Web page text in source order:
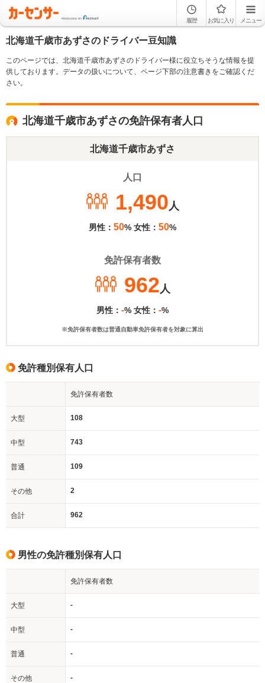
履歴 お気に入り メニュー
北海道千歳市あずさのドライバー豆知識
このページでは、北海道千歳市あずさのドライバー様に役立ちそうな情報を提
供しております。データの扱いについて、ページ下部の注意書きをご確認くだ
さい。
北海道千歳市あずさの免許保有者人口
北海道千歳市あずさ
人口
1,490人
男性： 50% 女性： 50%
免許保有者数
962人
男性： -% 女性： -%
※免許保有者数は普通自動車免許保有者を対象に算出
免許種別保有人口
免許保有者数
大型 108
中型 743
普通 109
その他 2
合計 962
男性の免許種別保有人口
免許保有者数
大型 -
中型 -
普通 -
その他 -